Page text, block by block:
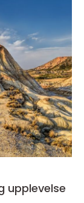
upplevelse